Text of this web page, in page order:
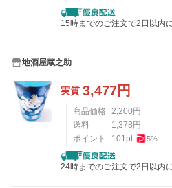
15時までのご注文で2日以内
地酒屋蔵之助
実質 3,477円
商品価格 2,200円
送料
1,378円
ポイント
101 pt 5%
24時までのご注文で2日以内